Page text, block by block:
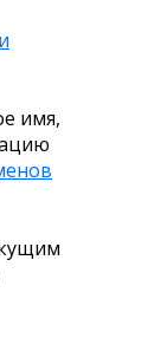
имя,